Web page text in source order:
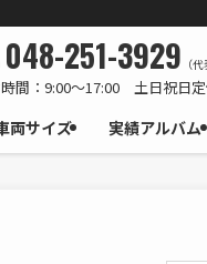
両サイズ 実績アルバム
048-251-3929 （代
間：9:00～17:00 土日祝日